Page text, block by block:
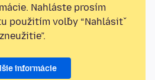
Nahláste prosím
použitím voľby “Nahlásiť
zneužitie”.
informácie